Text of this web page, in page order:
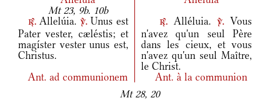
Mt 23, 9b. 10b
r.Allelúia. v.Unus est
Pater vester, cæléstis; et
magíster vester unus est,
Christus.
r.Alléluia. v.Vous
n'avez qu'un seul Père
dans les cieux, et vous
n'avez qu'un seul Maître,
le Christ.
Ant. ad communionem Ant. à la communion
Mt 28, 20